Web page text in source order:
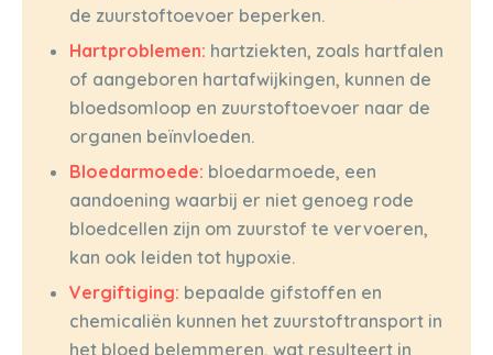
de zuurstoftoevoer beperken.
Hartproblemen: hartziekten, zoals hartfalen
of aangeboren hartafwijkingen, kunnen de
bloedsomloop en zuurstoftoevoer naar de
organen beïnvloeden.
Bloedarmoede: bloedarmoede, een
aandoening waarbij er niet genoeg rode
bloedcellen zijn om zuurstof te vervoeren,
kan ook leiden tot hypoxie.
Vergiftiging: bepaalde gifstoffen en
chemicaliën kunnen het zuurstoftransport in
het bloed belemmeren, wat resulteert in